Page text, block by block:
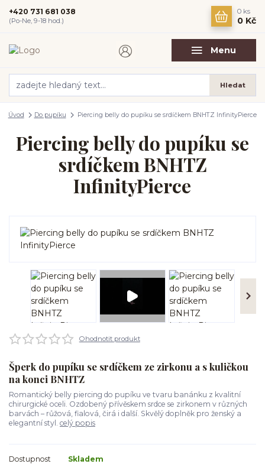
Menu
Hledat
+420 731 681 038
(Po-Ne, 9-18 hod.)
0 ks
0 Kč
Úvod Do pupíku Piercing belly do pupíku se srdíčkem BNHTZ InfinityPierce
Piercing belly do pupíku se
srdíčkem BNHTZ
InfinityPierce
Ohodnotit produkt
Šperk do pupíku se srdíčkem ze zirkonu a s kuličkou
na konci BNHTZ
Romantický belly piercing do pupíku ve tvaru banánku z kvalitní
chirurgické oceli. Ozdobený přívěskem srdce se zirkonem v různých
barvách – růžová, fialová, čirá i další. Skvělý doplněk pro ženský a
elegantní styl. celý popis
Dostupnost
Skladem